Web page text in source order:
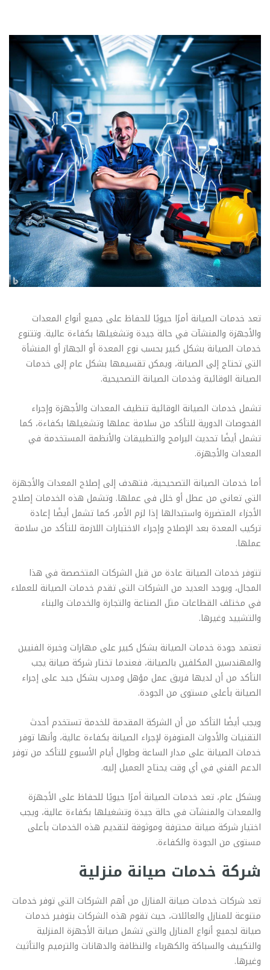
تعد خدمات الصيانة أمرًا حيويًا للحفاظ على جميع أنواع المعدات
والأجهزة والمنشآت في حالة جيدة وتشغيلها بكفاءة عالية. وتتنوع
خدمات الصيانة بشكل كبير بحسب نوع المعدة أو الجهاز أو المنشأة
التي تحتاج إلى الصيانة، ويمكن تقسيمها بشكل عام إلى خدمات
الصيانة الوقائية وخدمات الصيانة التصحيحية.
تشمل خدمات الصيانة الوقائية تنظيف المعدات والأجهزة وإجراء
الفحوصات الدورية للتأكد من سلامة عملها وتشغيلها بكفاءة، كما
تشمل أيضًا تحديث البرامج والتطبيقات والأنظمة المستخدمة في
المعدات والأجهزة.
أما خدمات الصيانة التصحيحية، فتهدف إلى إصلاح المعدات والأجهزة
التي تعاني من عطل أو خلل في عملها. وتشمل هذه الخدمات إصلاح
الأجزاء المتضررة واستبدالها إذا لزم الأمر، كما تشمل أيضًا إعادة
تركيب المعدة بعد الإصلاح وإجراء الاختبارات اللازمة للتأكد من سلامة
عملها.
تتوفر خدمات الصيانة عادة من قبل الشركات المتخصصة في هذا
المجال، ويوجد العديد من الشركات التي تقدم خدمات الصيانة للعملاء
في مختلف القطاعات مثل الصناعة والتجارة والخدمات والبناء
والتشييد وغيرها.
تعتمد جودة خدمات الصيانة بشكل كبير على مهارات وخبرة الفنيين
والمهندسين المكلفين بالصيانة، فعندما تختار شركة صيانة يجب
التأكد من أن لديها فريق عمل مؤهل ومدرب بشكل جيد على إجراء
الصيانة بأعلى مستوى من الجودة.
ويجب أيضًا التأكد من أن الشركة المقدمة للخدمة تستخدم أحدث
التقنيات والأدوات المتوفرة لإجراء الصيانة بكفاءة عالية، وأنها توفر
خدمات الصيانة على مدار الساعة وطوال أيام الأسبوع للتأكد من توفر
الدعم الفني في أي وقت يحتاج العميل إليه.
وبشكل عام، تعد خدمات الصيانة أمرًا حيويًا للحفاظ على الأجهزة
والمعدات والمنشآت في حالة جيدة وتشغيلها بكفاءة عالية، ويجب
اختيار شركة صيانة محترفة وموثوقة لتقديم هذه الخدمات بأعلى
مستوى من الجودة والكفاءة.
شركة خدمات صيانة منزلية
تعد شركات خدمات صيانة المنازل من أهم الشركات التي توفر خدمات
متنوعة للمنازل والعائلات، حيث تقوم هذه الشركات بتوفير خدمات
صيانة لجميع أنواع المنازل والتي تشمل صيانة الأجهزة المنزلية
والتكييف والسباكة والكهرباء والنظافة والدهانات والترميم والتأثيث
وغيرها.